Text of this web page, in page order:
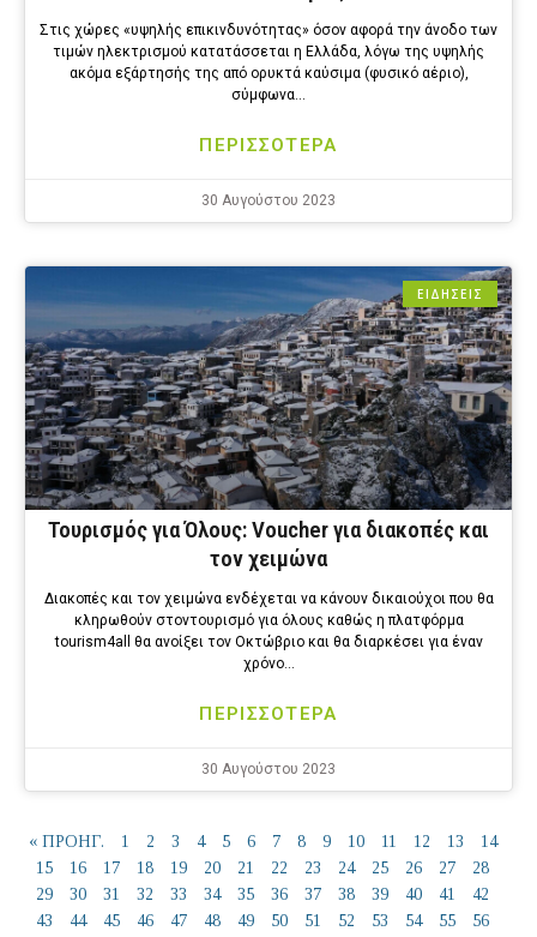
Στις χώρες «υψηλής επικινδυνότητας» όσον αφορά την άνοδο των
τιμών ηλεκτρισμού κατατάσσεται η Ελλάδα, λόγω της υψηλής
ακόμα εξάρτησής της από ορυκτά καύσιμα (φυσικό αέριο),
σύμφωνα…
ΠΕΡΙΣΣΟΤΕΡΑ
30 Αυγούστου 2023
ΕΙΔΗΣΕΙΣ
Τουρισμός για Όλους: Voucher για διακοπές και
τον χειμώνα
Διακοπές και τον χειμώνα ενδέχεται να κάνουν δικαιούχοι που θα
κληρωθούν στοντουρισμό για όλους καθώς η πλατφόρμα
tourism4all θα ανοίξει τον Οκτώβριο και θα διαρκέσει για έναν
χρόνο…
ΠΕΡΙΣΣΟΤΕΡΑ
30 Αυγούστου 2023
« ΠΡΟΗΓ. 1 2 3 4 5 6 7 8 9 10 11 12 13
14
15
16 17 18 19 20 21 22 23 24 25 26 27
28
29
30 31 32 33 34 35 36 37 38 39 40 41
42
43
44 45 46 47 48 49 50 51 52 53 54 55
56